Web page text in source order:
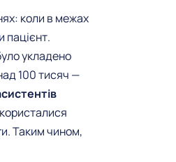
коли в межах
пацієнт.
укладено
100 тисяч —
Таким чином,